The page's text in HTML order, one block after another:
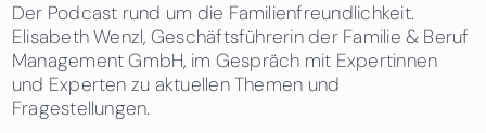
Der Podcast rund um die Familienfreundlichkeit.
Elisabeth Wenzl, Geschäftsführerin der Familie & Beruf
Management GmbH, im Gespräch mit Expertinnen
und Experten zu aktuellen Themen und
Fragestellungen.